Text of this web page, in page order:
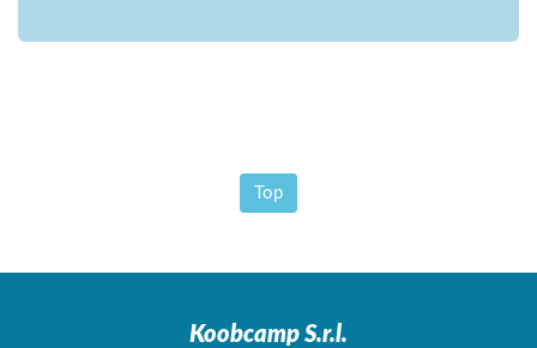
Top
Koobcamp S.r.l.